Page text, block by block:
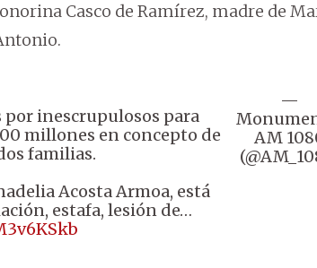
Casco de Ramírez, madre de
por inescrupulosos para
millones en concepto de
familias.
Acosta Armoa, está
estafa, lesión de…
—
AM